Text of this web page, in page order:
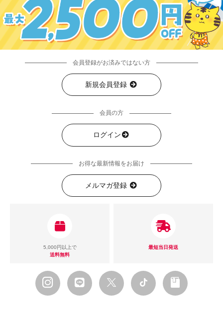
会員登録がお済みではない方
新規会員登録
会員の方
ログイン
お得な最新情報をお届け
メルマガ登録
5,000円以上で
送料無料
最短当日発送